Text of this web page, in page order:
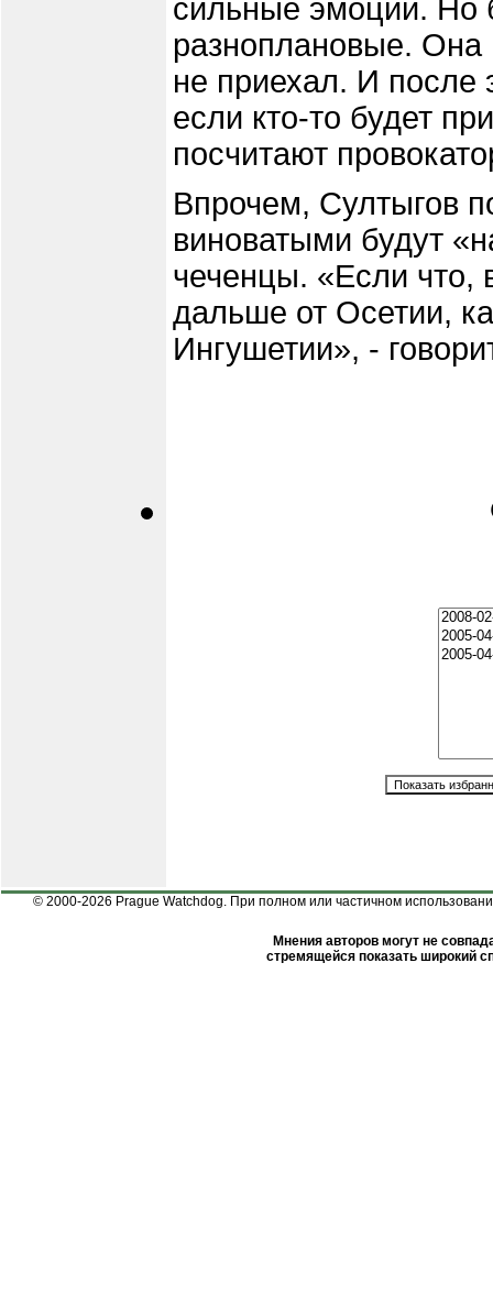
сильные эмоции. Но
разноплановые.
не приехал. И после
если кто-то будет
посчитают
Впрочем, Султыгов
виноватыми будут
чеченцы. «Если что,
дальше от Осетии,
Ингушетии», -
© 2000-2026 Prague Watchdog. При полном или частичном
Мнения авторов могут не
стремящейся показать широкий